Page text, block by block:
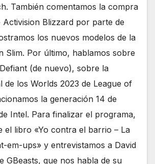
También comentamos la compra
Activision Blizzard por parte de
los nuevos modelos de la
Slim. Por último, hablamos sobre
(de nuevo), sobre la
de los Worlds 2023 de League of
la generación 14 de
Intel. Para finalizar el programa,
el libro «Yo contra el barrio – La
em-ups» y entrevistamos a David
GBeasts, que nos habla de su